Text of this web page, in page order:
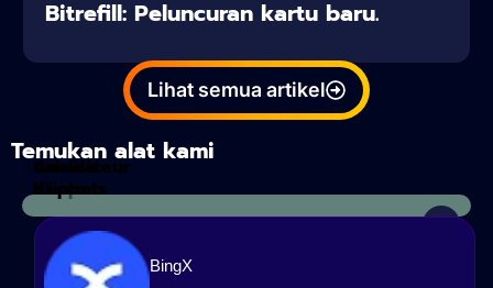
Bitrefill: Peluncuran kartu baru.
Lihat semua artikel
Temukan alat kami
Calculateur
d'impots
Analisis
Kripto
BingX